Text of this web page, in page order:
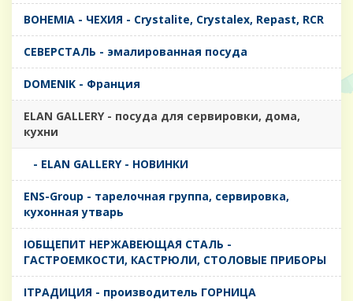
BOHEMIA - ЧЕХИЯ - Crystalite, Crystalex, Repast, RCR
CЕВЕРСТАЛЬ - эмалированная посуда
DOMENIK - Франция
ELAN GALLERY - посуда для сервировки, дома,
кухни
- ELAN GALLERY - НОВИНКИ
ENS-Group - тарелочная группа, сервировка,
кухонная утварь
IОБЩЕПИТ НЕРЖАВЕЮЩАЯ СТАЛЬ -
ГАСТРОЕМКОСТИ, КАСТРЮЛИ, СТОЛОВЫЕ ПРИБОРЫ
IТРАДИЦИЯ - производитель ГОРНИЦА